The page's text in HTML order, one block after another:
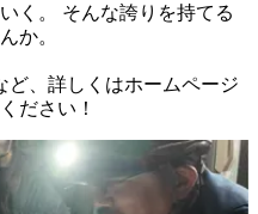
く。 そんな誇りを持てる
か。
ど、詳しくはホームページ
ださい！